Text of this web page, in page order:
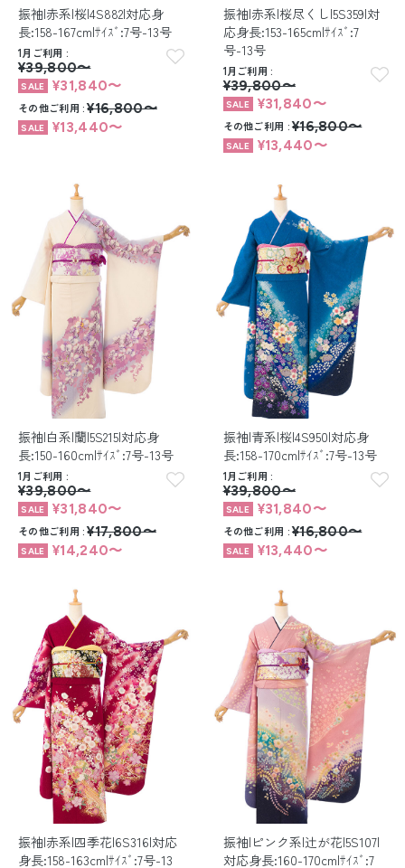
振袖|赤系|桜|4S882|対応身
長:158-167cm|ｻｲｽﾞ:7号-13号
1月ご利用
¥39,800〜
¥31,840〜
その他ご利用 ¥16,800〜
¥13,440〜
振袖|赤系|桜尽くし|5S359|対
応身長:153-165cm|ｻｲｽﾞ:7
号-13号
1月ご利用
¥39,800〜
¥31,840〜
その他ご利用
¥16,800〜
¥13,440〜
振袖|白系|蘭|5S215|対応身
長:150-160cm|ｻｲｽﾞ:7号-13号
1月ご利用
¥39,800〜
¥31,840〜
その他ご利用 ¥17,800〜
¥14,240〜
振袖|青系|桜|4S950|対応身
長:158-170cm|ｻｲｽﾞ:7号-13号
1月ご利用
¥39,800〜
¥31,840〜
その他ご利用
¥16,800〜
¥13,440〜
振袖|赤系|四季花|6S316|対応
身長:158-163cm|ｻｲｽﾞ:7号-13
振袖|ピンク系|辻が花|5S107|
対応身長:160-170cm|ｻｲｽﾞ:7